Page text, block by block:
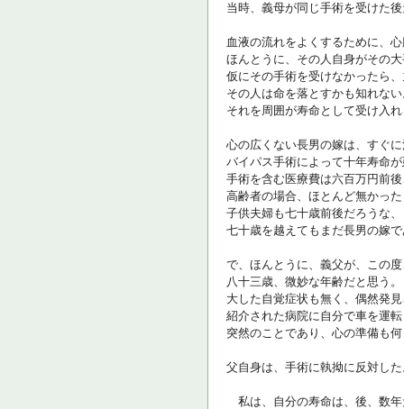
当時、義母が同じ手術を受けた
血液の流れをよくするために、
ほんとうに、その人自身がその
仮にその手術を受けなかったら
その人は命を落とすかも知れな
それを周囲が寿命として受け入
心の広くない長男の嫁は、すぐ
バイパス手術によって十年寿命
手術を含む医療費は六百万円前
高齢者の場合、ほとんど無かっ
子供夫婦も七十歳前後だろうな、
七十歳を越えてもまだ長男の嫁
で、ほんとうに、義父が、この
八十三歳、微妙な年齢だと思う。
大した自覚症状も無く、偶然発
紹介された病院に自分で車を運
突然のことであり、心の準備も
父自身は、手術に執拗に反対し
私は、自分の寿命は、後、数